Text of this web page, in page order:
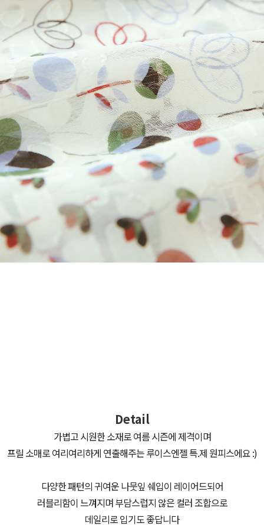
Detail
가볍고 시원한 소재로 여름 시즌에 제격이며
프릴 소매로 여리여리하게 연출해주는 루이스엔젤 특.제 원피스에요 :)
다양한 패턴의 귀여운 나뭇잎 쉐입이 레이어드되어
러블리함이 느껴지며 부담스럽지 않은 컬러 조합으로
데일리로 입기도 좋답니다